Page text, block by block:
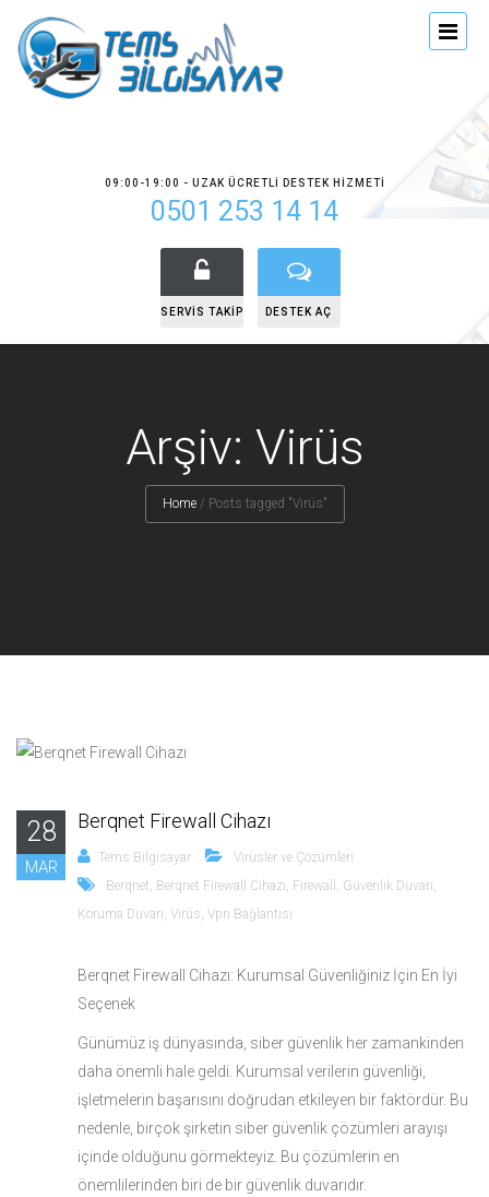
09:00-19:00 - UZAK ÜCRETLI DESTEK HIZMETI
0501 253 14 14
SERVIS TAKIP DESTEK AÇ
Arşiv: Virüs
Home / Posts tagged "Virüs"
28
MAR
Berqnet Firewall Cihazı
Tems Bilgisayar
Virüsler ve Çözümleri
Berqnet, Berqnet Firewall Cihazı, Firewall , Güvenlik Duvarı,
Koruma Duvarı, Virüs, Vpn Bağlantısı
Berqnet Firewall Cihazı: Kurumsal Güvenliğiniz İçin En İyi
Seçenek
Günümüz iş dünyasında, siber güvenlik her zamankinden
daha önemli hale geldi. Kurumsal verilerin güvenliği,
işletmelerin başarısını doğrudan etkileyen bir faktördür. Bu
nedenle, birçok şirketin siber güvenlik çözümleri arayışı
içinde olduğunu görmekteyiz. Bu çözümlerin en
önemlilerinden biri de bir güvenlik duvarıdır.